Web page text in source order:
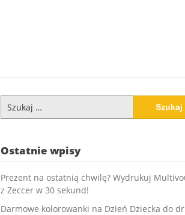
Szukaj:
Ostatnie wpisy
Prezent na ostatnią chwilę? Wydrukuj
z Zeccer w 30 sekund!
Darmowe kolorowanki na Dzień Dziecka do